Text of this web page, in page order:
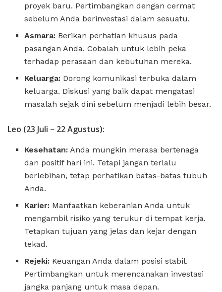
proyek baru. Pertimbangkan dengan cermat
sebelum Anda berinvestasi dalam sesuatu.
Asmara: Berikan perhatian khusus pada
pasangan Anda. Cobalah untuk lebih peka
terhadap perasaan dan kebutuhan mereka.
Keluarga: Dorong komunikasi terbuka dalam
keluarga. Diskusi yang baik dapat mengatasi
masalah sejak dini sebelum menjadi lebih besar.
Leo (23 Juli – 22 Agustus):
Kesehatan: Anda mungkin merasa bertenaga
dan positif hari ini. Tetapi jangan terlalu
berlebihan, tetap perhatikan batas-batas tubuh
Anda.
Karier: Manfaatkan keberanian Anda untuk
mengambil risiko yang terukur di tempat kerja.
Tetapkan tujuan yang jelas dan kejar dengan
tekad.
Rejeki: Keuangan Anda dalam posisi stabil.
Pertimbangkan untuk merencanakan investasi
jangka panjang untuk masa depan.